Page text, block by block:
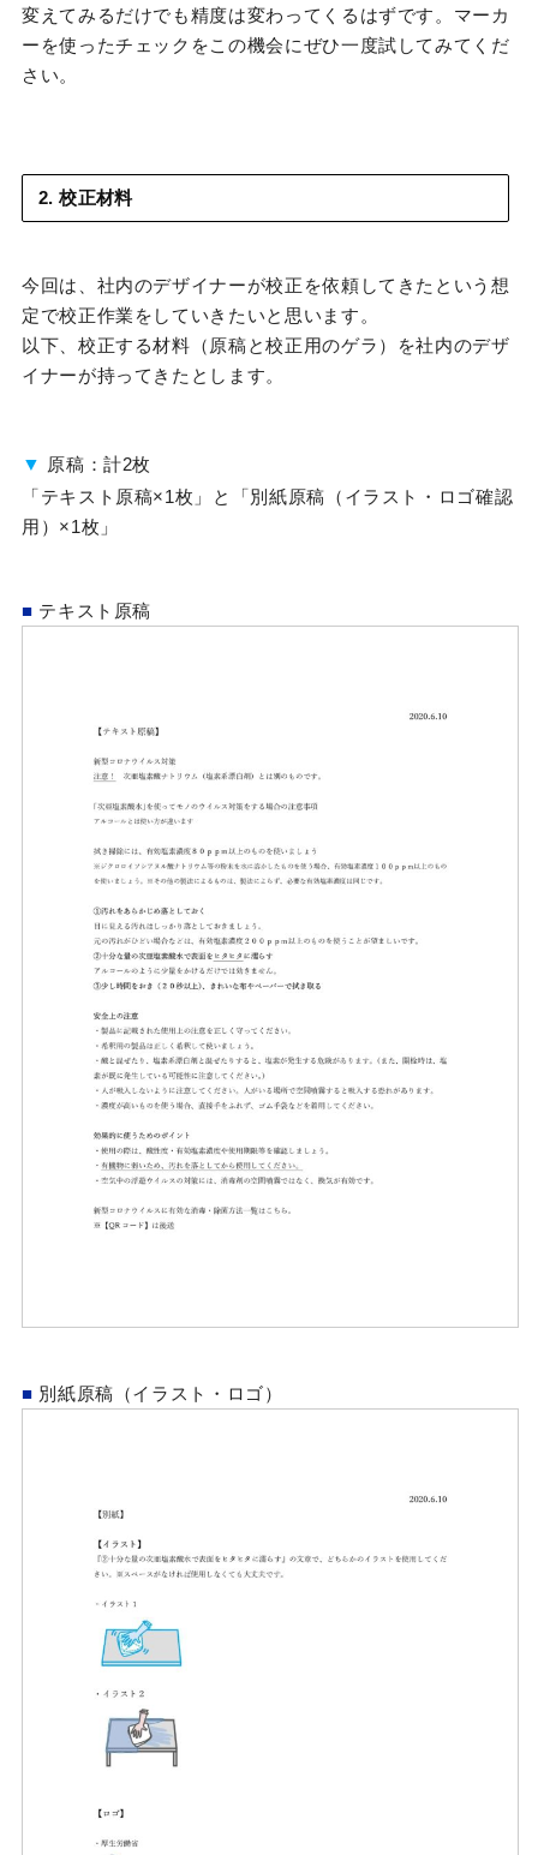
変えてみるだけでも精度は変わってくるはずです。マーカ
ーを使ったチェックをこの機会にぜひ一度試してみてくだ
さい。
2. 校正材料
今回は、社内のデザイナーが校正を依頼してきたという想
定で校正作業をしていきたいと思います。
以下、校正する材料（原稿と校正用のゲラ）を社内のデザ
イナーが持ってきたとします。
▼
原稿：計2枚
「テキスト原稿×1枚」と「別紙原稿（イラスト・ロゴ確認
用）×1枚」
■ テキスト原稿
■ 別紙原稿（イラスト・ロゴ）